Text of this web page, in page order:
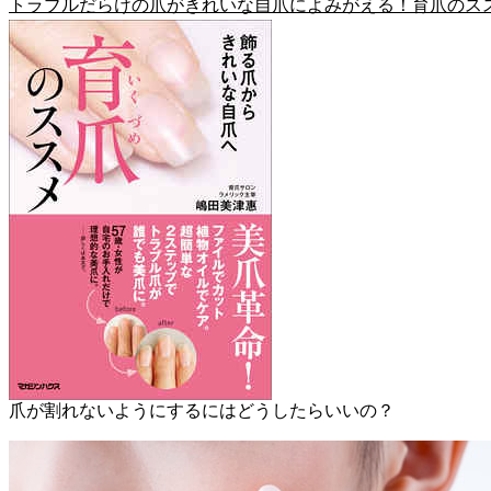
トラブルだらけの爪がきれいな自爪によみがえる！育爪のス
爪が割れないようにするにはどうしたらいいの？